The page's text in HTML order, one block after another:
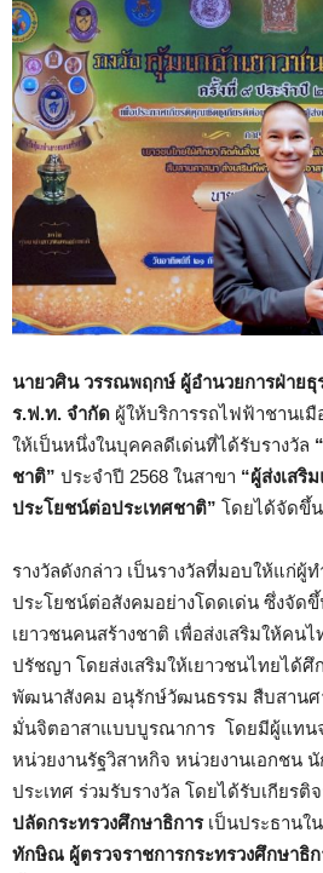
นายวศิน วรรณพฤกษ์ ผู้อำนวยการฝ่าย
ร.ฟ.ท. จำกัด ผู้ให้บริการรถไฟฟ้าชานเ
ให้เป็นหนึ่งในบุคคลดีเด่นที่ได้รับรางวัล
ชาติ” ประจำปี 2568 ในสาขา “ผู้ส่งเส
ประโยชน์ต่อประเทศชาติ” โดยได้จัดขึ้
รางวัลดังกล่าว เป็นรางวัลที่มอบให้แก่ผู้
ประโยชน์ต่อสังคมอย่างโดดเด่น ซึ่งจัด
เยาวชนคนสร้างชาติ เพื่อส่งเสริมให้ค
ปรัชญา โดยส่งเสริมให้เยาวชนไทยได้
พัฒนาสังคม อนุรักษ์วัฒนธรรม สืบสานศ
มั่นจิตอาสาแบบบูรณาการ โดยมีผู้แทน
หน่วยงานรัฐวิสาหกิจ หน่วยงานเอกชน
ประเทศ ร่วมรับรางวัล โดยได้รับเกียรติ
ปลัดกระทรวงศึกษาธิการเป็นประธานใ
ทักษิณ ผู้ตรวจราชการกระทรวงศึกษาธิ